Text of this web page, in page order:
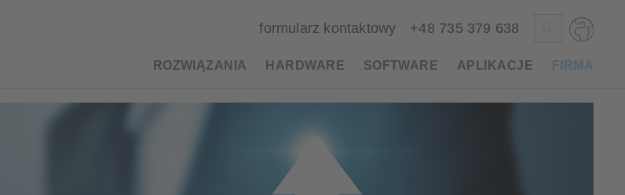
formularz kontaktowy +48 735 379 638
ROZWIĄZANIA HARDWARE SOFTWARE APLIKACJE FIRMA